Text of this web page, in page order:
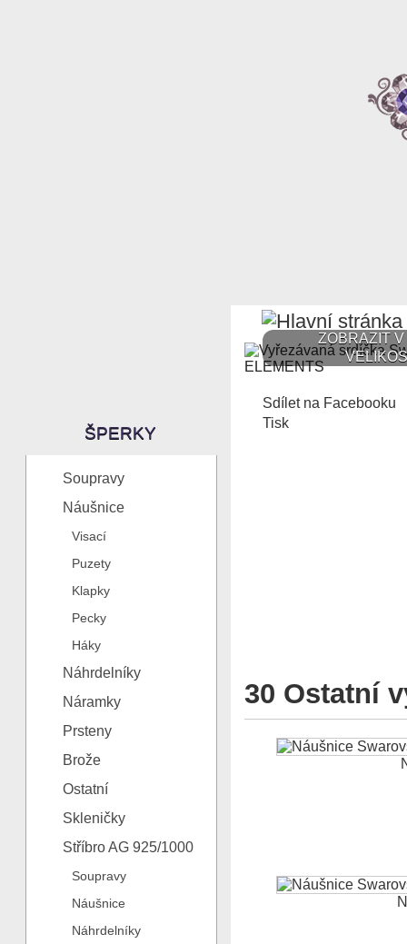
ŠPERKY
Soupravy
Náušnice
Visací
Puzety
Klapky
Pecky
Háky
Náhrdelníky
Náramky
Prsteny
Brože
Ostatní
Skleničky
Stříbro AG 925/1000
Soupravy
Náušnice
Náhrdelníky
ZOBRAZIT
Sdílet na Facebooku
Tisk
30 Ostatní